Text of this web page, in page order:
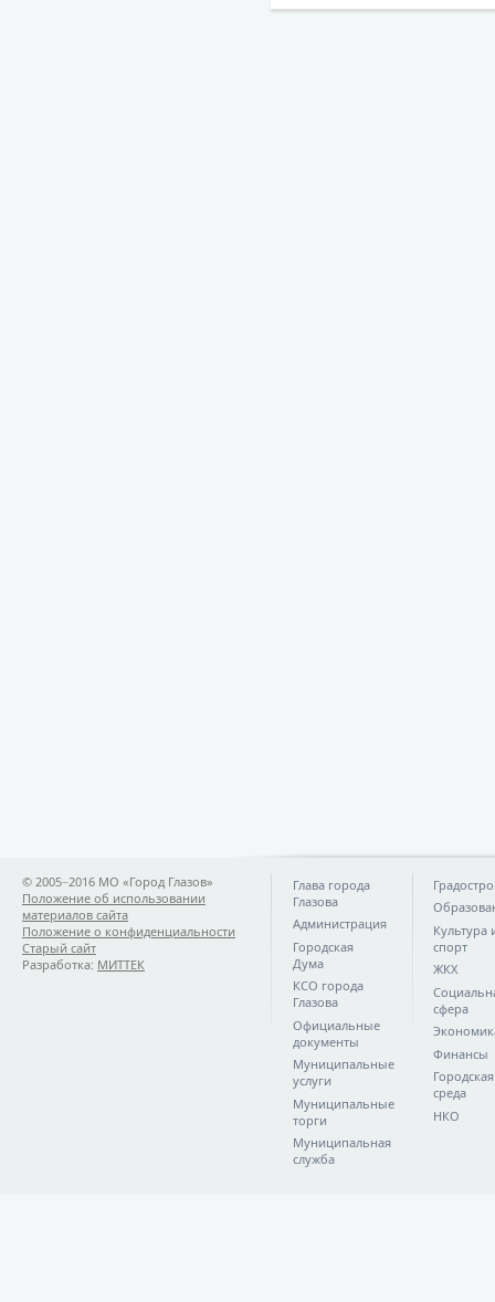
© 2005−2016 МО «Город Глазов»
Положение об использовании
материалов сайта
Положение о конфиденциальности
Старый сайт
Разработка: МИТТЕК
Глава города
Глазова
Администрация
Городская
Дума
КСО города
Глазова
Официальные
документы
Муниципальные
услуги
Муниципальные
торги
Муниципальная
служба
Культура
спорт
ЖКХ
сфера
Финансы
Городская
среда
НКО